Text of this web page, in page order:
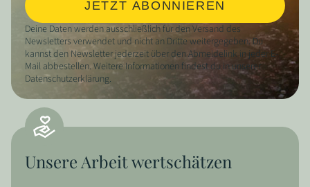
JETZT ABONNIEREN
Deine Daten werden ausschließlich für den Versand des
Newsletters verwendet und nicht an Dritte weitergegeben. Du
kannst den Newsletter jederzeit über den Abmeldelink in jeder E-
Mail abbestellen. Weitere Informationen findest du in unserer
Datenschutzerklärung.
Unsere Arbeit wertschätzen